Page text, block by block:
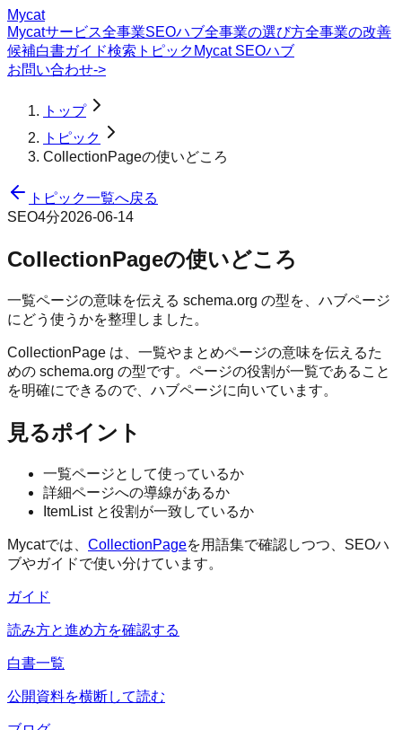
Mycat
Mycatサービス全事業SEOハブ全事業の選び方全事業の改善
候補白書ガイド検索トピック Mycat SEOハブ
お問い合わせ->
トップ
トピック
CollectionPageの使いどころ
トピック一覧へ戻る
SEO4分2026-06-14
CollectionPageの使いどころ
一覧ページの意味を伝える schema.org の型を、ハブページ
にどう使うかを整理しました。
CollectionPage は、一覧やまとめページの意味を伝えるた
めの schema.org の型です。ページの役割が一覧であること
を明確にできるので、ハブページに向いています。
見るポイント
一覧ページとして使っているか
詳細ページへの導線があるか
ItemList と役割が一致しているか
Mycatでは、 CollectionPageを用語集で確認しつつ、SEOハ
ブやガイドで使い分けています。
ガイド
読み方と進め方を確認する
白書一覧
公開資料を横断して読む